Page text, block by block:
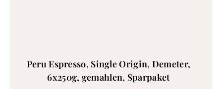
Peru Espresso, Single Origin, Demeter,
6x250g, gemahlen, Sparpaket